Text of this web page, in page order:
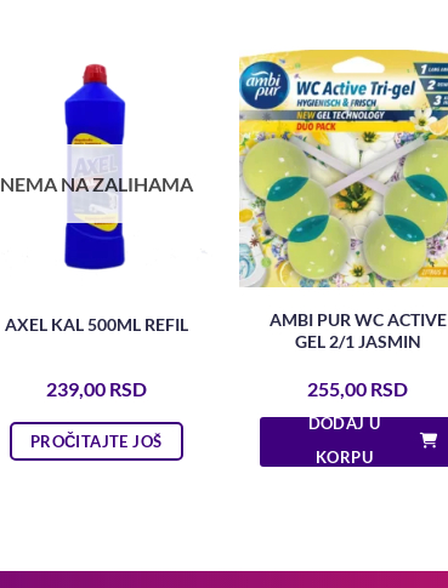
NEMA NA ZALIHAMA
AXEL KAL 500ML REFIL
239,00 RSD
PROČITAJTE JOŠ
AMBI PUR WC ACTIVE
GEL 2/1 JASMIN
255,00 RSD
DODAJ U
KORPU